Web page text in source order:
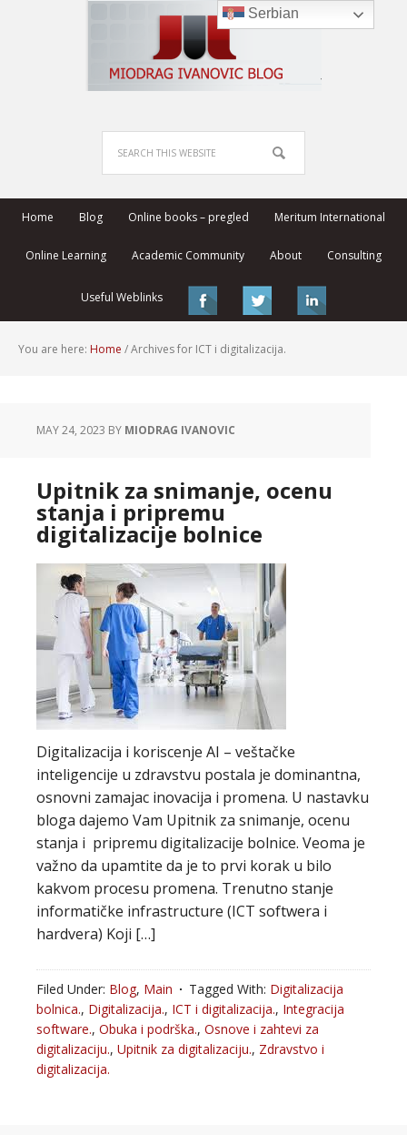
Home Blog Online books – pregled Meritum International
Online Learning Academic Community About Consulting
Useful Weblinks
You are here: Home /Archives for ICT i digitalizacija.
MAY 24, 2023 BY MIODRAG IVANOVIC
Upitnik za snimanje, ocenu
stanja i pripremu
digitalizacije bolnice
Digitalizacija i koriscenje AI – veštačke
inteligencije u zdravstvu postala je dominantna,
osnovni zamajac inovacija i promena. U nastavku
bloga dajemo Vam Upitnik za snimanje, ocenu
stanja i pripremu digitalizacije bolnice. Veoma je
važno da upamtite da je to prvi korak u bilo
kakvom procesu promena. Trenutno stanje
informatičke infrastructure (ICT softwera i
hardvera) Koji […]
Filed Under: Blog, Main Tagged With: Digitalizacija
bolnica., Digitalizacija., ICT i digitalizacija., Integracija
software., Obuka i podrška., Osnove i zahtevi za
digitalizaciju., Upitnik za digitalizaciju., Zdravstvo i
digitalizacija.
Serbian